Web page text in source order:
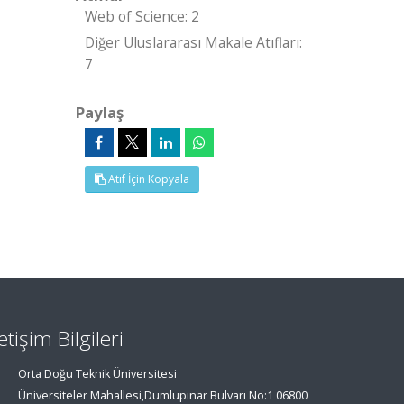
Web of Science: 2
Diğer Uluslararası Makale Atıfları:
7
Paylaş
Atıf İçin Kopyala
Bilgileri
Orta Doğu Teknik Üniversitesi
Üniversiteler Mahallesi,Dumlupınar Bulvarı No:1 06800